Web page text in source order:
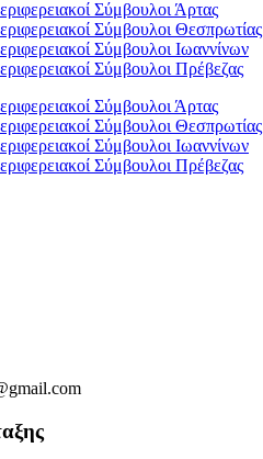
Σύμβουλοι Άρτας
Σύμβουλοι Θεσπρωτίας
Σύμβουλοι Ιωαννίνων
Σύμβουλοι Πρέβεζας
Σύμβουλοι Άρτας
Σύμβουλοι Θεσπρωτίας
Σύμβουλοι Ιωαννίνων
Σύμβουλοι Πρέβεζας